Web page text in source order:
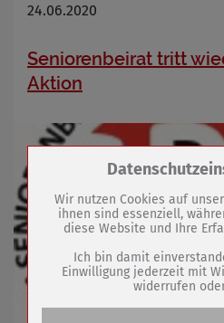
24.06.2020
Seniorenbeirat tritt
Aktion
Zum Betrieb der Seite
Name
PHP Session
Anbieter
Eigentümer
Wenselaar
Absicherung
Wir nutzen Cookies auf
ihnen sind essenziell,
diese Website und Ihre
Ich bin damit
Einwilligung jederzeit mit
widerrufen